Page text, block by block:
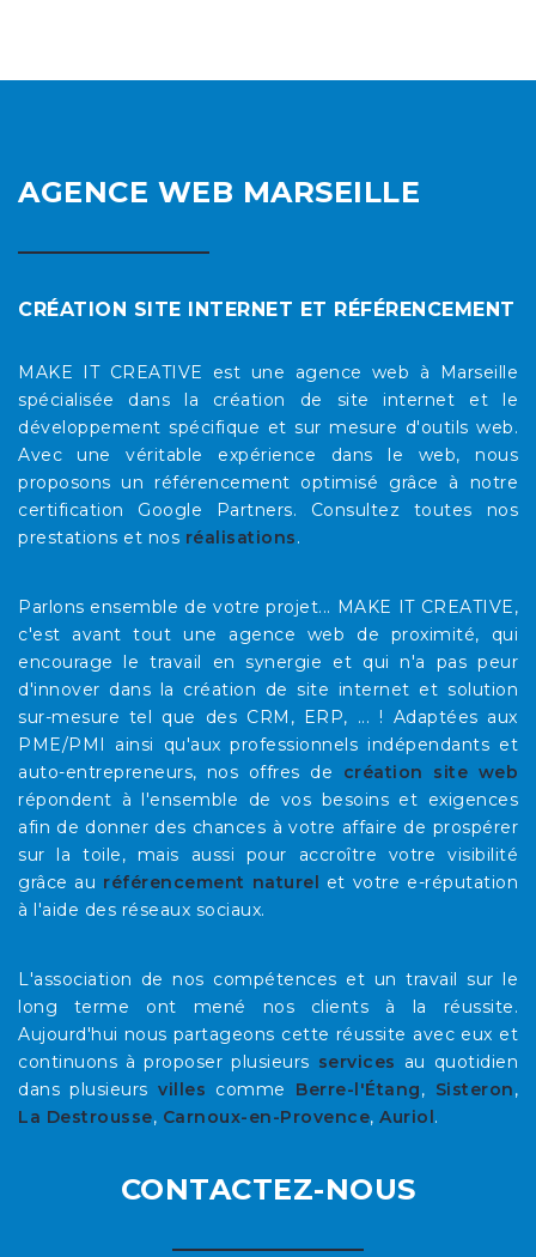
AGENCE WEB MARSEILLE
CRÉATION SITE INTERNET ET RÉFÉRENCEMENT
MAKE IT CREATIVE est une agence web à Marseille
spécialisée dans la création de site internet et le
développement spécifique et sur mesure d'outils web.
Avec une véritable expérience dans le web, nous
proposons un référencement optimisé grâce à notre
certification Google Partners. Consultez toutes nos
prestations et nos réalisations.
Parlons ensemble de votre projet... MAKE IT CREATIVE,
c'est avant tout une agence web de proximité, qui
encourage le travail en synergie et qui n'a pas peur
d'innover dans la création de site internet et solution
sur-mesure tel que des CRM, ERP, ... ! Adaptées aux
PME/PMI ainsi qu'aux professionnels indépendants et
auto-entrepreneurs, nos offres de création site web
répondent à l'ensemble de vos besoins et exigences
afin de donner des chances à votre affaire de prospérer
sur la toile, mais aussi pour accroître votre visibilité
grâce au référencement naturel et votre e-réputation
à l'aide des réseaux sociaux.
L'association de nos compétences et un travail sur le
long terme ont mené nos clients à la réussite.
Aujourd'hui nous partageons cette réussite avec eux et
continuons à proposer plusieurs services au quotidien
dans plusieursvilles comme Berre-l'Étang, Sisteron,
La Destrousse, Carnoux-en-Provence, Auriol.
CONTACTEZ-NOUS